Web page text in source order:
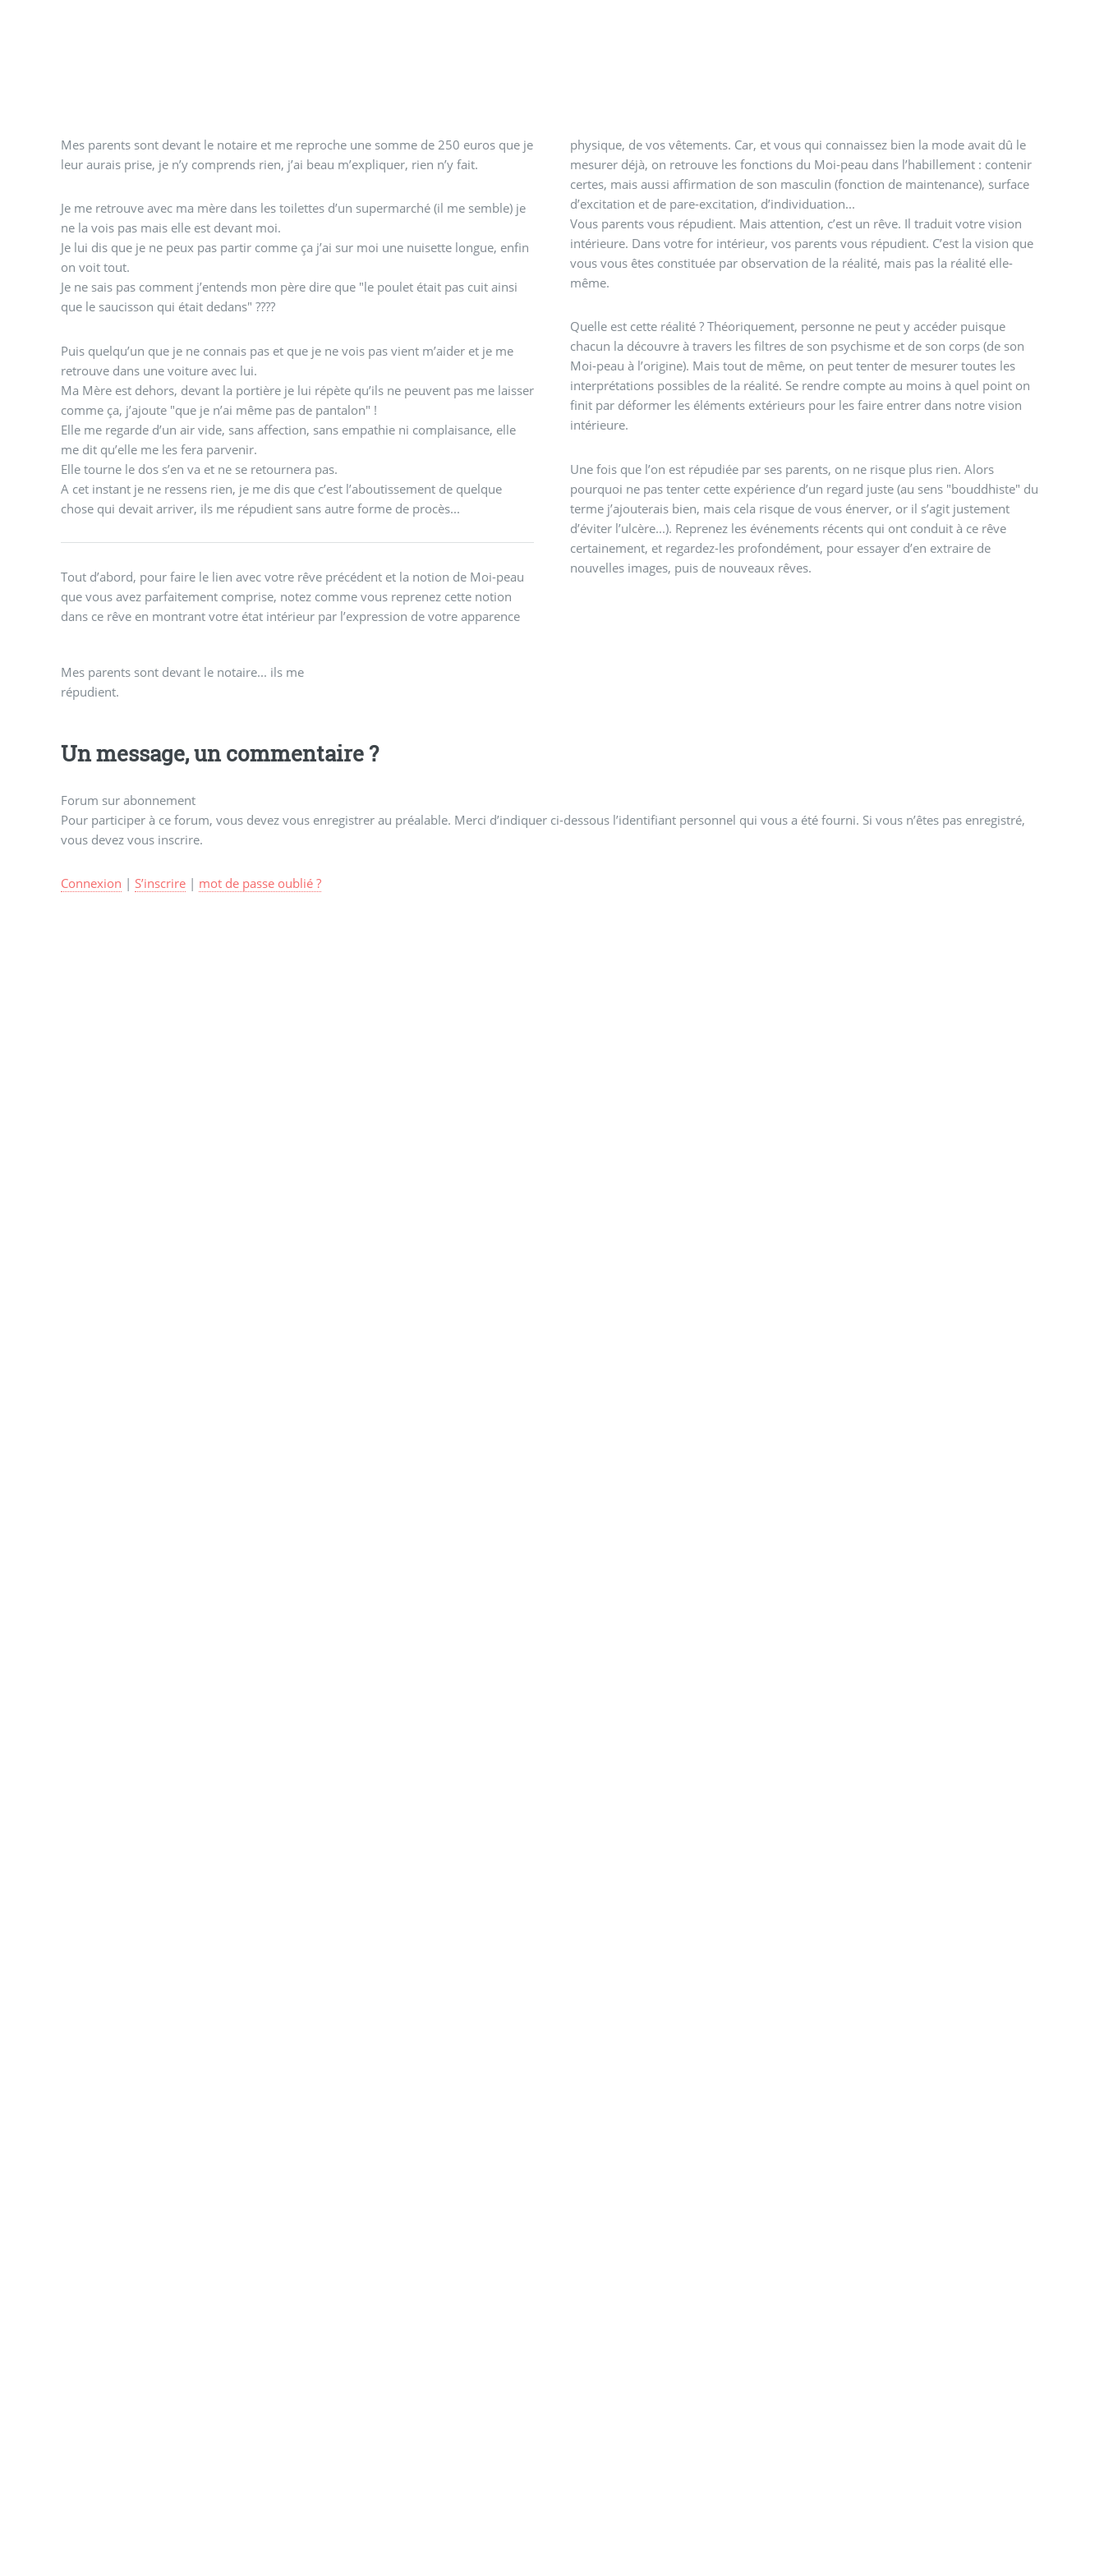
Mes parents sont devant le notaire et me reproche une somme de 250 euros que je
leur aurais prise, je n’y comprends rien, j’ai beau m’expliquer, rien n’y fait.
Je me retrouve avec ma mère dans les toilettes d’un supermarché (il me semble) je
ne la vois pas mais elle est devant moi.
Je lui dis que je ne peux pas partir comme ça j’ai sur moi une nuisette longue, enfin
on voit tout.
Je ne sais pas comment j’entends mon père dire que "le poulet était pas cuit ainsi
que le saucisson qui était dedans" ????
Puis quelqu’un que je ne connais pas et que je ne vois pas vient m’aider et je me
retrouve dans une voiture avec lui.
Ma Mère est dehors, devant la portière je lui répète qu’ils ne peuvent pas me laisser
comme ça, j’ajoute "que je n’ai même pas de pantalon" !
Elle me regarde d’un air vide, sans affection, sans empathie ni complaisance, elle
me dit qu’elle me les fera parvenir.
Elle tourne le dos s’en va et ne se retournera pas.
A cet instant je ne ressens rien, je me dis que c’est l’aboutissement de quelque
chose qui devait arriver, ils me répudient sans autre forme de procès...
Tout d’abord, pour faire le lien avec votre rêve précédent et la notion de Moi-peau
que vous avez parfaitement comprise, notez comme vous reprenez cette notion
dans ce rêve en montrant votre état intérieur par l’expression de votre apparence
physique, de vos vêtements. Car, et vous qui connaissez bien la mode avait dû le
mesurer déjà, on retrouve les fonctions du Moi-peau dans l’habillement : contenir
certes, mais aussi affirmation de son masculin (fonction de maintenance), surface
d’excitation et de pare-excitation, d’individuation...
Vous parents vous répudient. Mais attention, c’est un rêve. Il traduit votre vision
intérieure. Dans votre for intérieur, vos parents vous répudient. C’est la vision que
vous vous êtes constituée par observation de la réalité, mais pas la réalité elle-
même.
Quelle est cette réalité ? Théoriquement, personne ne peut y accéder puisque
chacun la découvre à travers les filtres de son psychisme et de son corps (de son
Moi-peau à l’origine). Mais tout de même, on peut tenter de mesurer toutes les
interprétations possibles de la réalité. Se rendre compte au moins à quel point on
finit par déformer les éléments extérieurs pour les faire entrer dans notre vision
intérieure.
Une fois que l’on est répudiée par ses parents, on ne risque plus rien. Alors
pourquoi ne pas tenter cette expérience d’un regard juste (au sens "bouddhiste" du
terme j’ajouterais bien, mais cela risque de vous énerver, or il s’agit justement
d’éviter l’ulcère...). Reprenez les événements récents qui ont conduit à ce rêve
certainement, et regardez-les profondément, pour essayer d’en extraire de
nouvelles images, puis de nouveaux rêves.
Mes parents sont devant le notaire... ils me
répudient.
Un message, un commentaire ?
Forum sur abonnement
Pour participer à ce forum, vous devez vous enregistrer au préalable. Merci d’indiquer ci-dessous l’identifiant personnel qui vous a été fourni. Si vous n’êtes pas enregistré,
vous devez vous inscrire.
Connexion | S’inscrire| mot de passe oublié ?